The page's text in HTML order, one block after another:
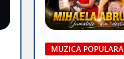
MUZICA POPULARA